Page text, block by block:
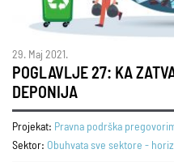
29. Maj 2021.
POGLAVLJE 27: KA
DEPONIJA
Projekat: Pravna podrška
Sektor: Obuhvata sve sektore -